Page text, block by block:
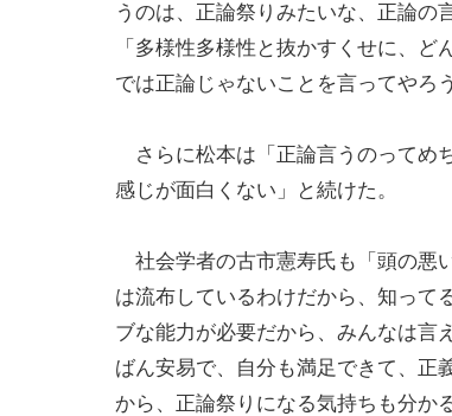
うのは、正論祭りみたいな、正論の
「多様性多様性と抜かすくせに、
では正論じゃないことを言ってやろ
さらに松本は「正論言うのってめ
感じが面白くない」と続けた。
社会学者の古市憲寿氏も「頭の悪
は流布しているわけだから、知って
ブな能力が必要だから、みんなは言
ばん安易で、自分も満足できて、正
から、正論祭りになる気持ちも分か